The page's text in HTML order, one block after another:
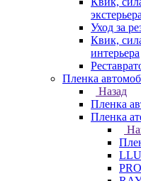
экстерьера
Уход за
Квик,
интерьера
Пленка
Назад
Пленка
Пленка